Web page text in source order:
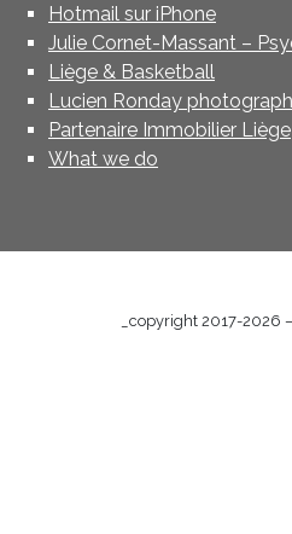
Hotmail sur iPhone
Julie Cornet-Massant –
Liège & Basketball
Lucien Ronday
Partenaire Immobilier Liège
What we do
_copyright 2017-2026